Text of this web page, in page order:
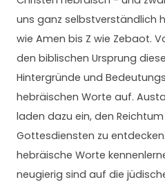
uns ganz selbstverständlich
wie Amen bis Z wie Zebaot.
den biblischen Ursprung
Hintergründe und
hebräischen Worte auf.
laden dazu ein, den
Gottesdiensten zu
hebräische Worte
neugierig sind auf die